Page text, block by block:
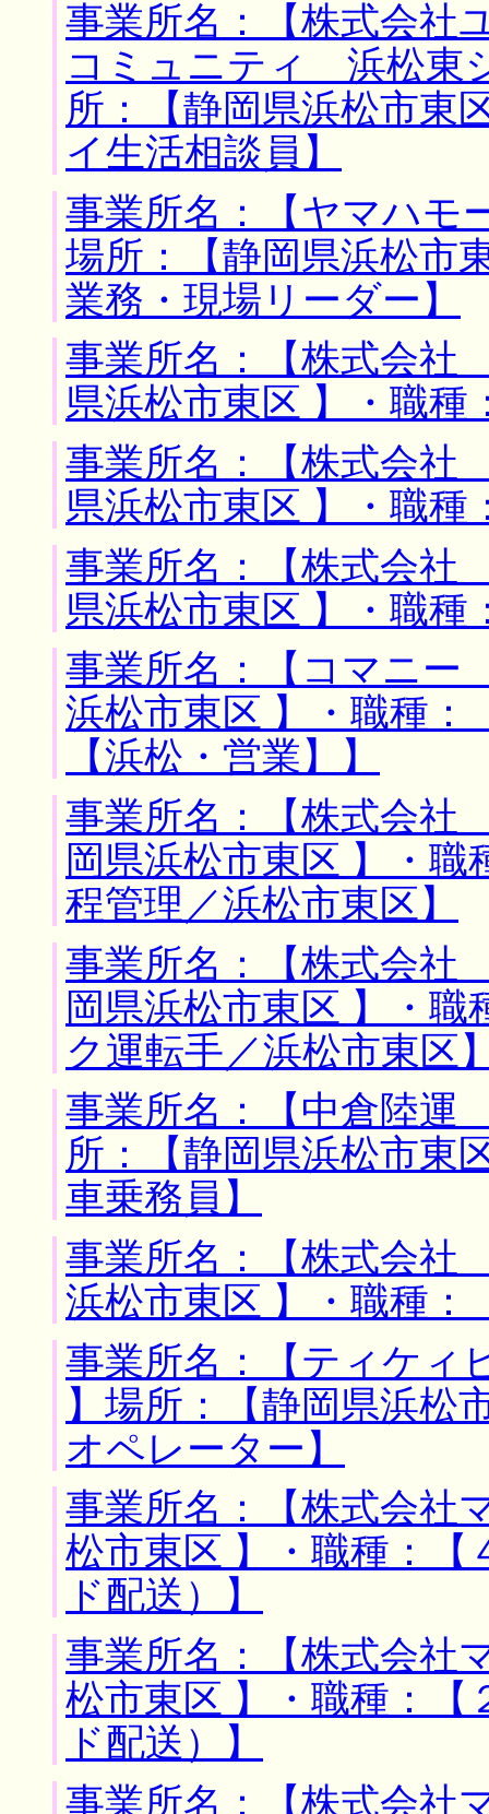
事業所名：【株式会社
コミュニティ 浜松東
所：【静岡県浜松市東
イ生活相談員】
事業所名：【ヤマハ
場所：【静岡県浜松市
業務・現場リーダー】
事業所名：【株式会
県浜松市東区 】・職種
事業所名：【株式会
県浜松市東区 】・職種
事業所名：【株式会
県浜松市東区 】・職種
事業所名：【コマニ
浜松市東区 】・職種
【浜松・営業】】
事業所名：【株式会
岡県浜松市東区 】・
程管理／浜松市東区】
事業所名：【株式会
岡県浜松市東区 】・
ク運転手／浜松市東区
事業所名：【中倉陸
所：【静岡県浜松市東
車乗務員】
事業所名：【株式会社
浜松市東区 】・職種：
事業所名：【ティケ
】場所：【静岡県浜松
オペレーター】
事業所名：【株式会社
松市東区 】・職種：
ド配送）】
事業所名：【株式会社
松市東区 】・職種：
ド配送）】
事業所名：【株式会社